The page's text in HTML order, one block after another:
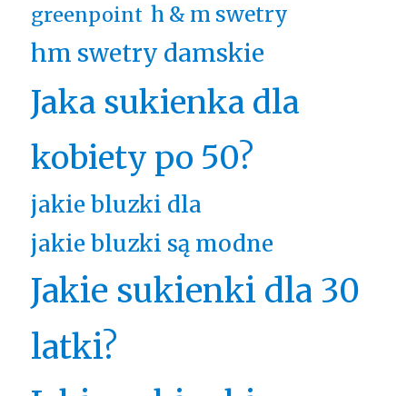
greenpoint h & m swetry
hm swetry damskie
Jaka sukienka dla
kobiety po 50?
jakie bluzki dla
jakie bluzki są modne
Jakie sukienki dla 30
latki?